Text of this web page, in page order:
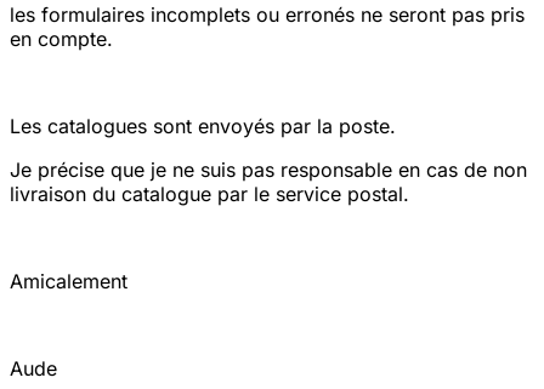
les formulaires incomplets ou erronés ne seront pas pris
en compte.
Les catalogues sont envoyés par la poste.
Je précise que je ne suis pas responsable en cas de non
livraison du catalogue par le service postal.
Amicalement
Aude